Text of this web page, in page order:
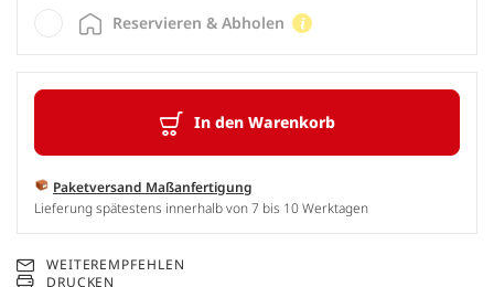
In den Warenkorb
Paketversand Maßanfertigung
Lieferung spätestens innerhalb von 7 bis 10 Werktagen
Reservieren & Abholen
WEITEREMPFEHLEN
DRUCKEN